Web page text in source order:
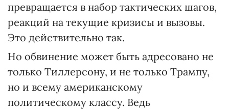
превращается в набор тактических шагов,
реакций на текущие кризисы и вызовы.
Это действительно так.
Но обвинение может быть адресовано не
только Тиллерсону, и не только Трампу,
но и всему американскому
политическому классу. Ведь